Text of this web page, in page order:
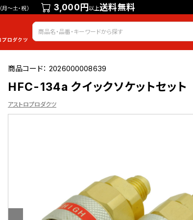
（月～土・祝） 3,000円以上送料無料
会員登録 ログイン
お気に入り
商品コード：2026000008639
HFC-134a クイックソケットセット
アストロプロダクツ